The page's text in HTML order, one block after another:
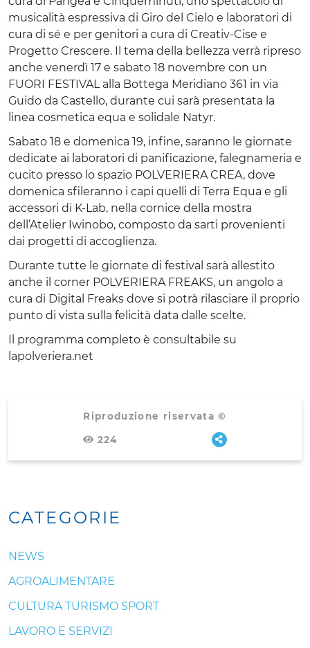
musicalità espressiva di Giro del Cielo e laboratori di
cura di sé e per genitori a cura di Creativ-Cise e
Progetto Crescere. Il tema della bellezza verrà ripreso
anche venerdì 17 e sabato 18 novembre con un
FUORI FESTIVAL alla Bottega Meridiano 361 in via
Guido da Castello, durante cui sarà presentata la
linea cosmetica equa e solidale Natyr.
Sabato 18 e domenica 19, infine, saranno le giornate
dedicate ai laboratori di panificazione, falegnameria e
cucito presso lo spazio POLVERIERA CREA, dove
domenica sfileranno i capi quelli di Terra Equa e gli
accessori di K-Lab, nella cornice della mostra
dell’Atelier Iwinobo, composto da sarti provenienti
dai progetti di accoglienza.
Durante tutte le giornate di festival sarà allestito
anche il corner POLVERIERA FREAKS, un angolo a
cura di Digital Freaks dove si potrà rilasciare il proprio
punto di vista sulla felicità data dalle scelte.
Il programma completo è consultabile su
lapolveriera.net
Riproduzione riservata ©
224
CATEGORIE
NEWS
AGROALIMENTARE
CULTURA TURISMO SPORT
LAVORO E SERVIZI